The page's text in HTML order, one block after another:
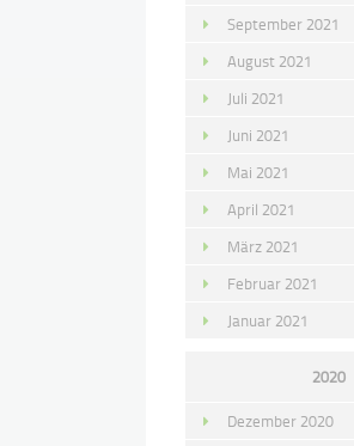
September 2021
August 2021
Juli 2021
Juni 2021
Mai 2021
April 2021
März 2021
Februar 2021
Januar 2021
2020
Dezember 2020